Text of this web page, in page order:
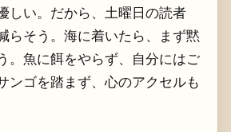
しい。だから、土曜日の読者
らそう。海に着いたら、まず黙
。魚に餌をやらず、自分にはご
ンゴを踏まず、心のアクセルも